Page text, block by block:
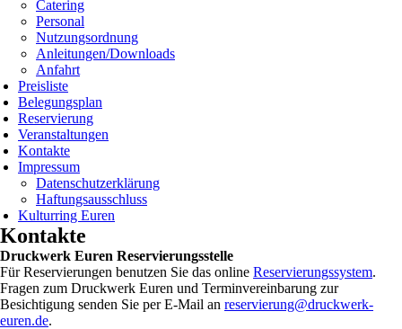
Catering
Personal
Nutzungsordnung
Anleitungen/Downloads
Anfahrt
Preisliste
Belegungsplan
Reservierung
Veranstaltungen
Kontakte
Impressum
Datenschutzerklärung
Haftungsausschluss
Kulturring Euren
Kontakte
Druckwerk Euren Reservierungsstelle
Für Reservierungen benutzen Sie das online Reservierungssystem.
Fragen zum Druckwerk Euren und Terminvereinbarung zur
Besichtigung senden Sie per E-Mail an reservierung@druckwerk-
euren.de.